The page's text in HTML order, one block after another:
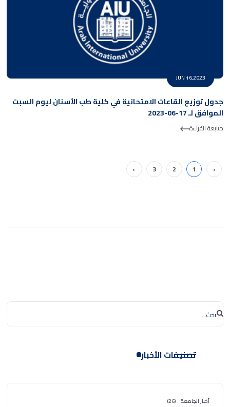
JUN 16,2023
جدول توزيع القاعات الامتحانية في كلية طب الأسنان ليوم السبت
الموافق لـ 17-06-2023
متابعة القراءة
‹
1
2
3
›
تصنيفات الأخبار
أخبار الجامعة (26)